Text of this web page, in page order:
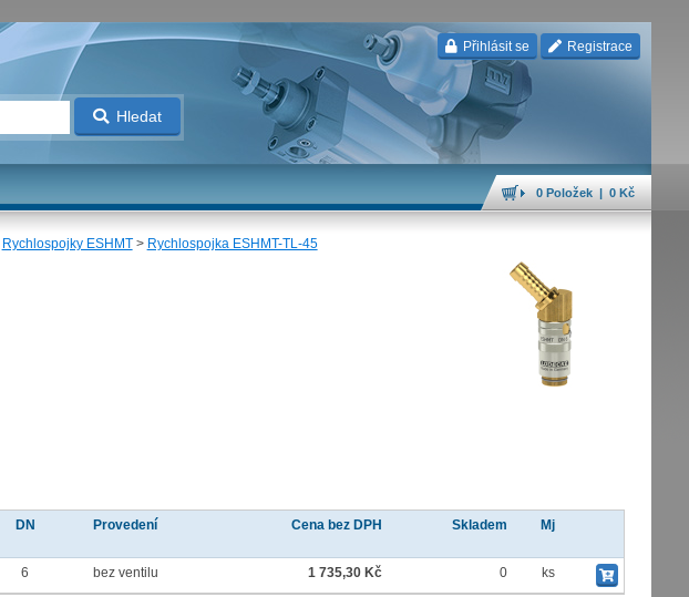
Přihlásit se Registrace
Hledat
0 Položek | 0 Kč
Rychlospojky ESHMT> Rychlospojka ESHMT-TL-45
DN Provedení Cena bez DPH Skladem Mj
6 bez ventilu 1 735,30 Kč 0 ks